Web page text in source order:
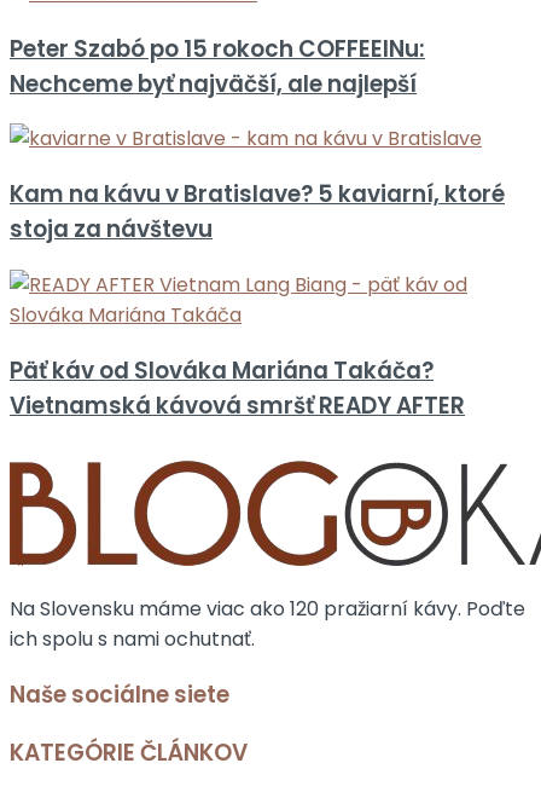
Peter Szabó po 15 rokoch COFFEEINu:
Nechceme byť najväčší, ale najlepší
Kam na kávu v Bratislave? 5 kaviarní, ktoré
stoja za návštevu
Päť káv od Slováka Mariána Takáča?
Vietnamská kávová smršť READY AFTER
Na Slovensku máme viac ako 120 pražiarní kávy. Poďte
ich spolu s nami ochutnať.
Naše sociálne siete
KATEGÓRIE ČLÁNKOV